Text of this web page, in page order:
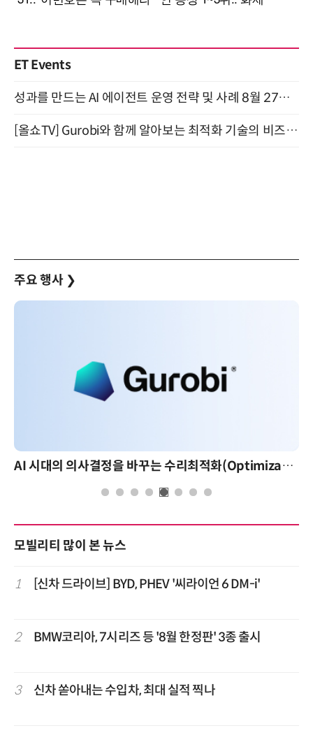
ET Events
성과를 만드는 AI 에이전트 운영 전략 및 사례 8월 27일 개최
[올쇼TV] Gurobi와 함께 알아보는 최적화 기술의 비즈니스 활용 (8월 20일 생방송)
주요 행사 ❯
AI 핀옵스 실전 세미나: 폭증하는 AI 토큰 비용 관리 전략
모빌리티 많이 본 뉴스
1 [신차 드라이브] BYD, PHEV '씨라이언 6 DM-i'
2 BMW코리아, 7시리즈 등 '8월 한정판' 3종 출시
3 신차 쏟아내는 수입차, 최대 실적 찍나